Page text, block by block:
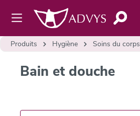
principal
Produits Hygiène Soins du corps
Bain et douche